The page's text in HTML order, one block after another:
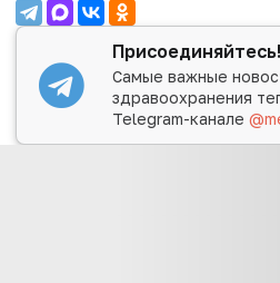
Присоединяйтесь!
Самые важные
здравоохранения
Telegram-канале